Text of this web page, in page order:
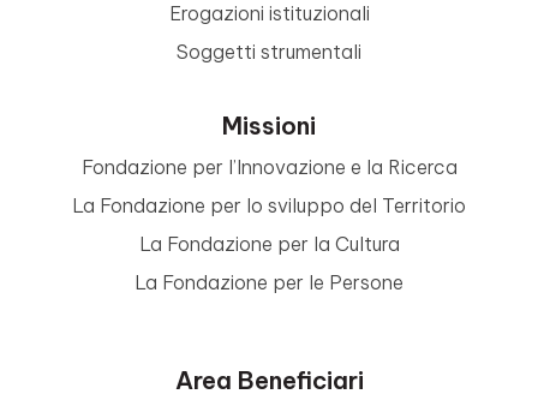
Erogazioni istituzionali
Soggetti strumentali
Missioni
Fondazione per l’Innovazione e la Ricerca
La Fondazione per lo sviluppo del Territorio
La Fondazione per la Cultura
La Fondazione per le Persone
Area Beneficiari